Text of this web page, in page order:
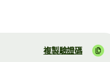
複製驗證碼